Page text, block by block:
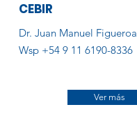
CEBIR
Dr. Juan Manuel Figueroa
Wsp +54 9 11 6190-8336
Ver más